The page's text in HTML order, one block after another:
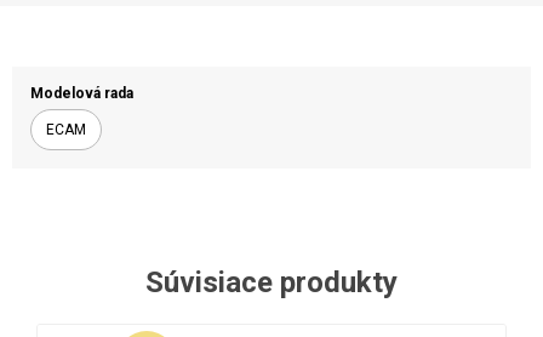
Modelová rada
ECAM
Súvisiace produkty